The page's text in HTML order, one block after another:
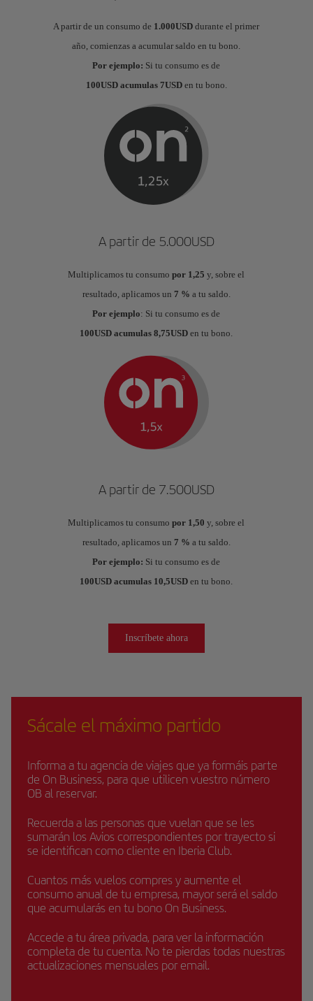
A partir de un consumo de 1.000USD durante el primer
año, comienzas a acumular saldo en tu bono.
Por ejemplo: Si tu consumo es de
100USD acumulas 7USD en tu bono.
A partir de 5.000USD
Multiplicamos tu consumopor 1,25y, sobre el
resultado, aplicamos un 7 % a tu saldo.
Por ejemplo: Si tu consumo es de
100USD acumulas 8,75USDen tu bono.
A partir de 7.500USD
Multiplicamos tu consumopor 1,50y, sobre el
resultado, aplicamos un 7 % a tu saldo.
Por ejemplo: Si tu consumo es de
100USD acumulas 10,5USDen tu bono.
Inscríbete ahora
Sácale el máximo partido
Informa a tu agencia de viajes que ya formáis parte
de On Business, para que utilicen vuestro número
OB al reservar.
Recuerda a las personas que vuelan que se les
sumarán los Avios correspondientes por trayecto si
se identifican como cliente en Iberia Club.
Cuantos más vuelos compres y aumente el
consumo anual de tu empresa, mayor será el saldo
que acumularás en tu bono On Business.
Accede a tu área privada, para ver la información
completa de tu cuenta. No te pierdas todas nuestras
actualizaciones mensuales por email.